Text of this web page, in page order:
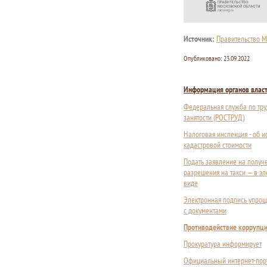
Источник: Правительство
Опубликовано: 23.09.2022
Информация органов
Федеральная служба по
занятости (РОСТРУД)
Налоговая инспекция - об
кадастровой стоимости
Подать заявление на
разрешения на такси — в
виде
Электронная подпись
с документами
Противодействие
Прокуратура информирует
Официальный интернет-